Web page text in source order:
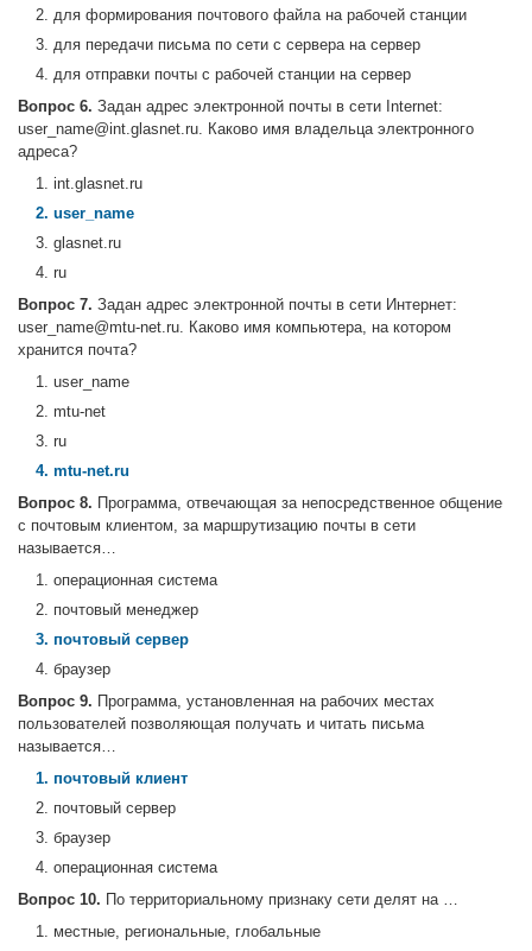
2. для формирования почтового файла на рабочей станции
3. для передачи письма по сети с сервера на сервер
4. для отправки почты с рабочей станции на сервер
Вопрос 6. Задан адрес электронной почты в сети Internet:
user_name@int.glasnet.ru. Каково имя владельца электронного
адреса?
1. int.glasnet.ru
2. user_name
3. glasnet.ru
4. ru
Вопрос 7. Задан адрес электронной почты в сети Интернет:
user_name@mtu-net.ru. Каково имя компьютера, на котором
хранится почта?
1. user_name
2. mtu-net
3. ru
4. mtu-net.ru
Вопрос 8. Программа, отвечающая за непосредственное общение
с почтовым клиентом, за маршрутизацию почты в сети
называется…
1. операционная система
2. почтовый менеджер
3. почтовый сервер
4. браузер
Вопрос 9. Программа, установленная на рабочих местах
пользователей позволяющая получать и читать письма
называется…
1. почтовый клиент
2. почтовый сервер
3. браузер
4. операционная система
Вопрос 10. По территориальному признаку сети делят на …
1. местные, региональные, глобальные